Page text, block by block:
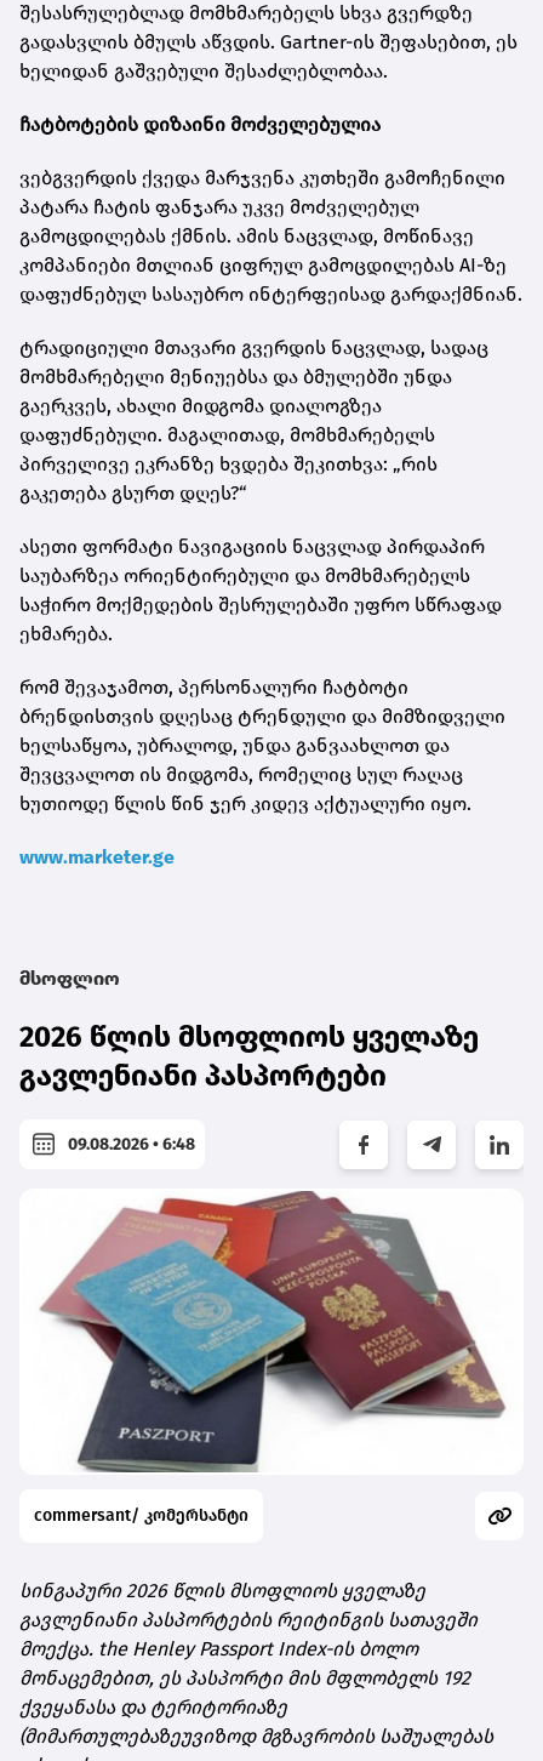
შესასრულებლად მომხმარებელს სხვა გვერდზე
გადასვლის ბმულს აწვდის. Gartner-ის შეფასებით, ეს
ხელიდან გაშვებული შესაძლებლობაა.
ჩატბოტების დიზაინი მოძველებულია
ვებგვერდის ქვედა მარჯვენა კუთხეში გამოჩენილი
პატარა ჩატის ფანჯარა უკვე მოძველებულ
გამოცდილებას ქმნის. ამის ნაცვლად, მოწინავე
კომპანიები მთლიან ციფრულ გამოცდილებას AI-ზე
დაფუძნებულ სასაუბრო ინტერფეისად გარდაქმნიან.
ტრადიციული მთავარი გვერდის ნაცვლად, სადაც
მომხმარებელი მენიუებსა და ბმულებში უნდა
გაერკვეს, ახალი მიდგომა დიალოგზეა
დაფუძნებული. მაგალითად, მომხმარებელს
პირველივე ეკრანზე ხვდება შეკითხვა: „რის
გაკეთება გსურთ დღეს?“
ასეთი ფორმატი ნავიგაციის ნაცვლად პირდაპირ
საუბარზეა ორიენტირებული და მომხმარებელს
საჭირო მოქმედების შესრულებაში უფრო სწრაფად
ეხმარება.
რომ შევაჯამოთ, პერსონალური ჩატბოტი
ბრენდისთვის დღესაც ტრენდული და მიმზიდველი
ხელსაწყოა, უბრალოდ, უნდა განვაახლოთ და
შევცვალოთ ის მიდგომა, რომელიც სულ რაღაც
ხუთიოდე წლის წინ ჯერ კიდევ აქტუალური იყო.
www.marketer.ge
მსოფლიო
2026 წლის მსოფლიოს ყველაზე
გავლენიანი პასპორტები
09.08.2026 • 6:48
commersant/ კომერსანტი
სინგაპური 2026 წლის მსოფლიოს ყველაზე
გავლენიანი პასპორტების რეიტინგის სათავეში
მოექცა. the Henley Passport Index-ის ბოლო
მონაცემებით, ეს პასპორტი მის მფლობელს 192
ქვეყანასა და ტერიტორიაზე
(მიმართულებაზეუვიზოდ მგზავრობის საშუალებას